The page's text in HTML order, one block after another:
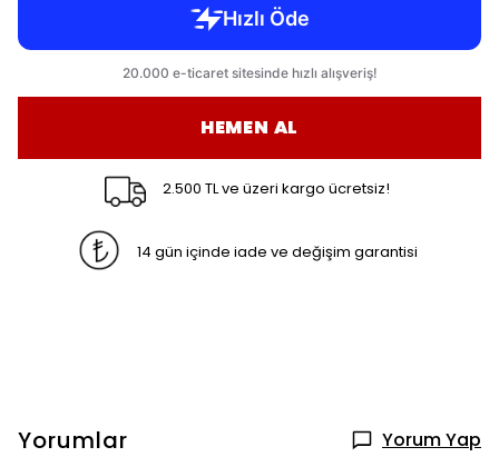
HEMEN AL
2.500 TL ve üzeri kargo ücretsiz!
14 gün içinde iade ve değişim garantisi
Yorumlar Yorum Yap